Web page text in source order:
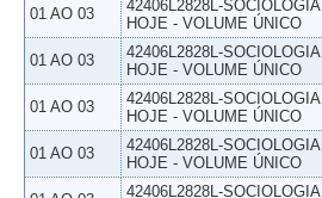
01 AO 03
42406L2828L-SOCIOLOGIA
HOJE - VOLUME ÚNICO
01 AO 03
42406L2828L-SOCIOLOGIA
HOJE - VOLUME ÚNICO
01 AO 03
42406L2828L-SOCIOLOGIA
HOJE - VOLUME ÚNICO
01 AO 03
42406L2828L-SOCIOLOGIA
HOJE - VOLUME ÚNICO
42406L2828L-SOCIOLOGIA